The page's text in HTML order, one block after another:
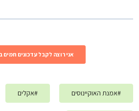
#אמנת האוקיינוסים #אקלים